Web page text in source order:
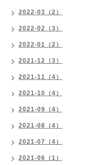
2022-03（2）
2022-02（3）
2022-01（2）
2021-12（3）
2021-11（4）
2021-10（4）
2021-09（4）
2021-08（4）
2021-07（4）
2021-06（1）